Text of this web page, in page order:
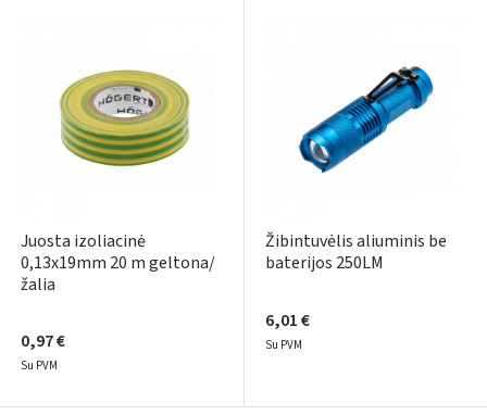
Juosta izoliacinė
0,13x19mm 20 m geltona/
žalia
0,97 €
Su PVM
Žibintuvėlis aliuminis be
baterijos 250LM
6,01 €
Su PVM
Dar neturite paskyros? Registruokites